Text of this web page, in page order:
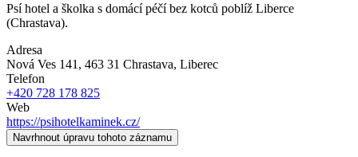
Psí hotel a školka s domácí péčí bez kotců poblíž Liberce
(Chrastava).
Adresa
Nová Ves 141, 463 31 Chrastava, Liberec
Telefon
+420 728 178 825
Web
https://psihotelkaminek.cz/
Navrhnout úpravu tohoto záznamu